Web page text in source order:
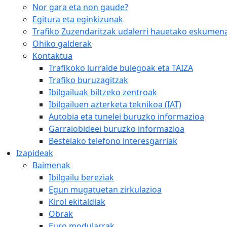
Nor gara eta non gaude?
Egitura eta eginkizunak
Trafiko Zuzendaritzak udalerri hauetako
Ohiko galderak
Kontaktua
Trafikoko lurralde bulegoak eta TAIZA
Trafiko buruzagitzak
Ibilgailuak biltzeko zentroak
Ibilgailuen azterketa teknikoa (IAT)
Autobia eta tunelei buruzko informazioa
Garraiobideei buruzko informazioa
Bestelako telefono interesgarriak
Izapideak
Baimenak
Ibilgailu bereziak
Egun mugatuetan zirkulazioa
Kirol ekitaldiak
Obrak